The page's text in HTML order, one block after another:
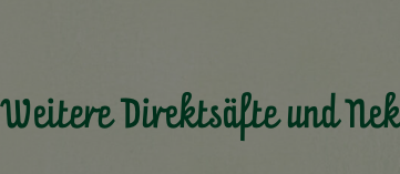
Weitere Direktsäfte und